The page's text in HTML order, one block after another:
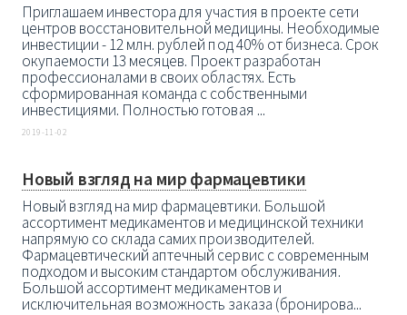
Приглашаем инвестора для участия в проекте сети
центров восстановительной медицины. Необходимые
инвестиции - 12 млн. рублей под 40% от бизнеса. Срок
окупаемости 13 месяцев. Проект разработан
профессионалами в своих областях. Есть
сформированная команда с собственными
инвестициями. Полностью готовая ...
2019-11-02
Новый взгляд на мир фармацевтики
Новый взгляд на мир фармацевтики. Большой
ассортимент медикаментов и медицинской техники
напрямую со склада самих производителей.
Фармацевтический аптечный сервис с современным
подходом и высоким стандартом обслуживания.
Большой ассортимент медикаментов и
исключительная возможность заказа (бронирова...